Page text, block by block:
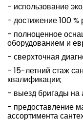
- использование
- достижение 100 %
- полноценное
оборудованием и
- сверхточная
- 15-летний стаж
квалификации;
- выезд бригады на
- предоставление
ассортимента